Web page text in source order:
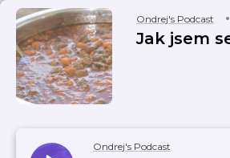
Ondrej's Podcast
Jak jsem
Ondrej's Podcast